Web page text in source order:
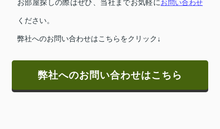
お部屋探しの際はぜひ、当社までお気軽にお問い合わせ
ください。
弊社へのお問い合わせはこちらをクリック↓
弊社へのお問い合わせはこちら